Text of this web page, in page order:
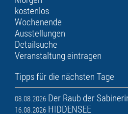
kostenlos
Wochenende
Ausstellungen
Detailsuche
Veranstaltung eintragen
Tipps für die nächsten Tage
08.08.2026 Der Raub der
16.08.2026 HIDDENSEE